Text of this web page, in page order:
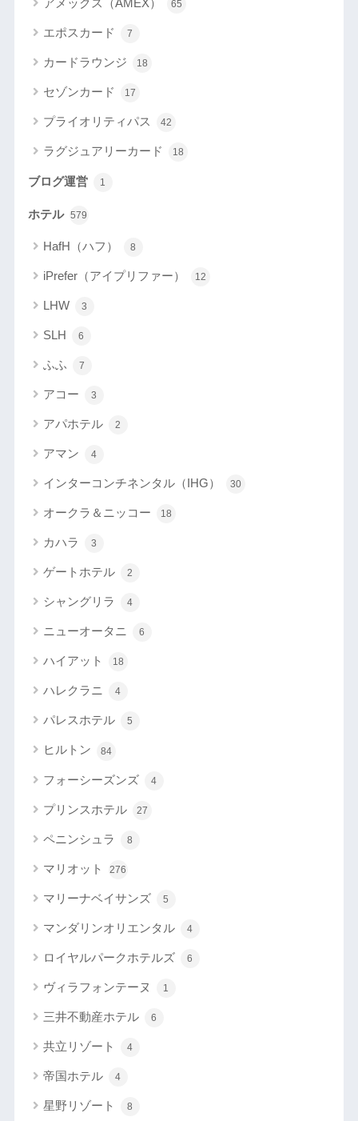
65
エポスカード 7
カードラウンジ 18
セゾンカード 17
プライオリティパス 42
ラグジュアリーカード 18
ブログ運営 1
ホテル 579
HafH（ハフ） 8
iPrefer（アイプリファー） 12
LHW 3
SLH 6
ふふ 7
アコー 3
アパホテル 2
アマン 4
インターコンチネンタル（IHG） 30
オークラ＆ニッコー 18
カハラ 3
ゲートホテル 2
シャングリラ 4
ニューオータニ 6
ハイアット 18
ハレクラニ 4
パレスホテル 5
ヒルトン 84
フォーシーズンズ 4
プリンスホテル 27
ペニンシュラ 8
マリオット 276
マリーナベイサンズ 5
マンダリンオリエンタル 4
ロイヤルパークホテルズ 6
ヴィラフォンテーヌ 1
三井不動産ホテル 6
共立リゾート 4
帝国ホテル 4
星野リゾート 8